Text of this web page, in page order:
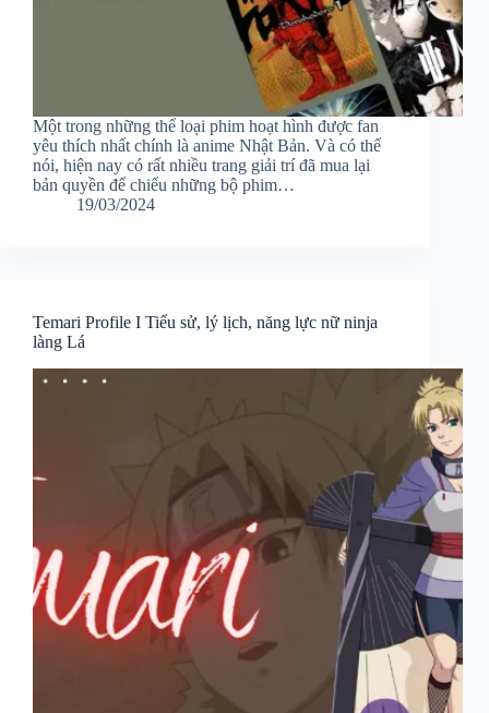
Một trong những thể loại phim hoạt hình được fan
yêu thích nhất chính là anime Nhật Bản. Và có thể
nói, hiện nay có rất nhiều trang giải trí đã mua lại
bản quyền để chiếu những bộ phim…
19/03/2024
Temari Profile I Tiểu sử, lý lịch, năng lực nữ ninja
làng Lá